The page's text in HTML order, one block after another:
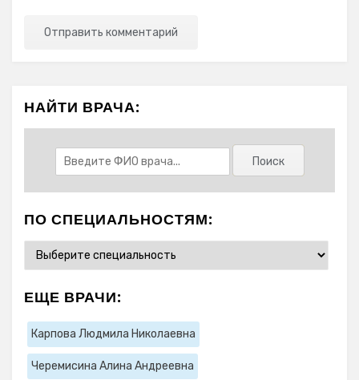
НАЙТИ ВРАЧА:
ПО СПЕЦИАЛЬНОСТЯМ:
ЕЩЕ ВРАЧИ:
Карпова Людмила Николаевна
Черемисина Алина Андреевна